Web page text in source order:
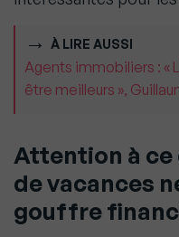
À LIRE AUSSI
Agents immobiliers : «
être meilleurs »,
Attention à ce
de vacances
gouffre